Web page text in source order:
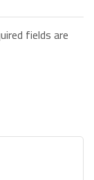
fields are